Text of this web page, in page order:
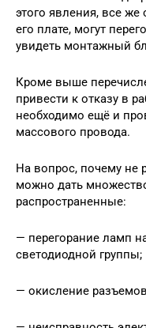
этого явления, все
его плате, могут
увидеть монтажный
Кроме выше
привести к отказу в
необходимо ещё и
массового провода.
На вопрос, почему не
можно дать
распространенные:
— перегорание ламп
светодиодной группы;
— окисление